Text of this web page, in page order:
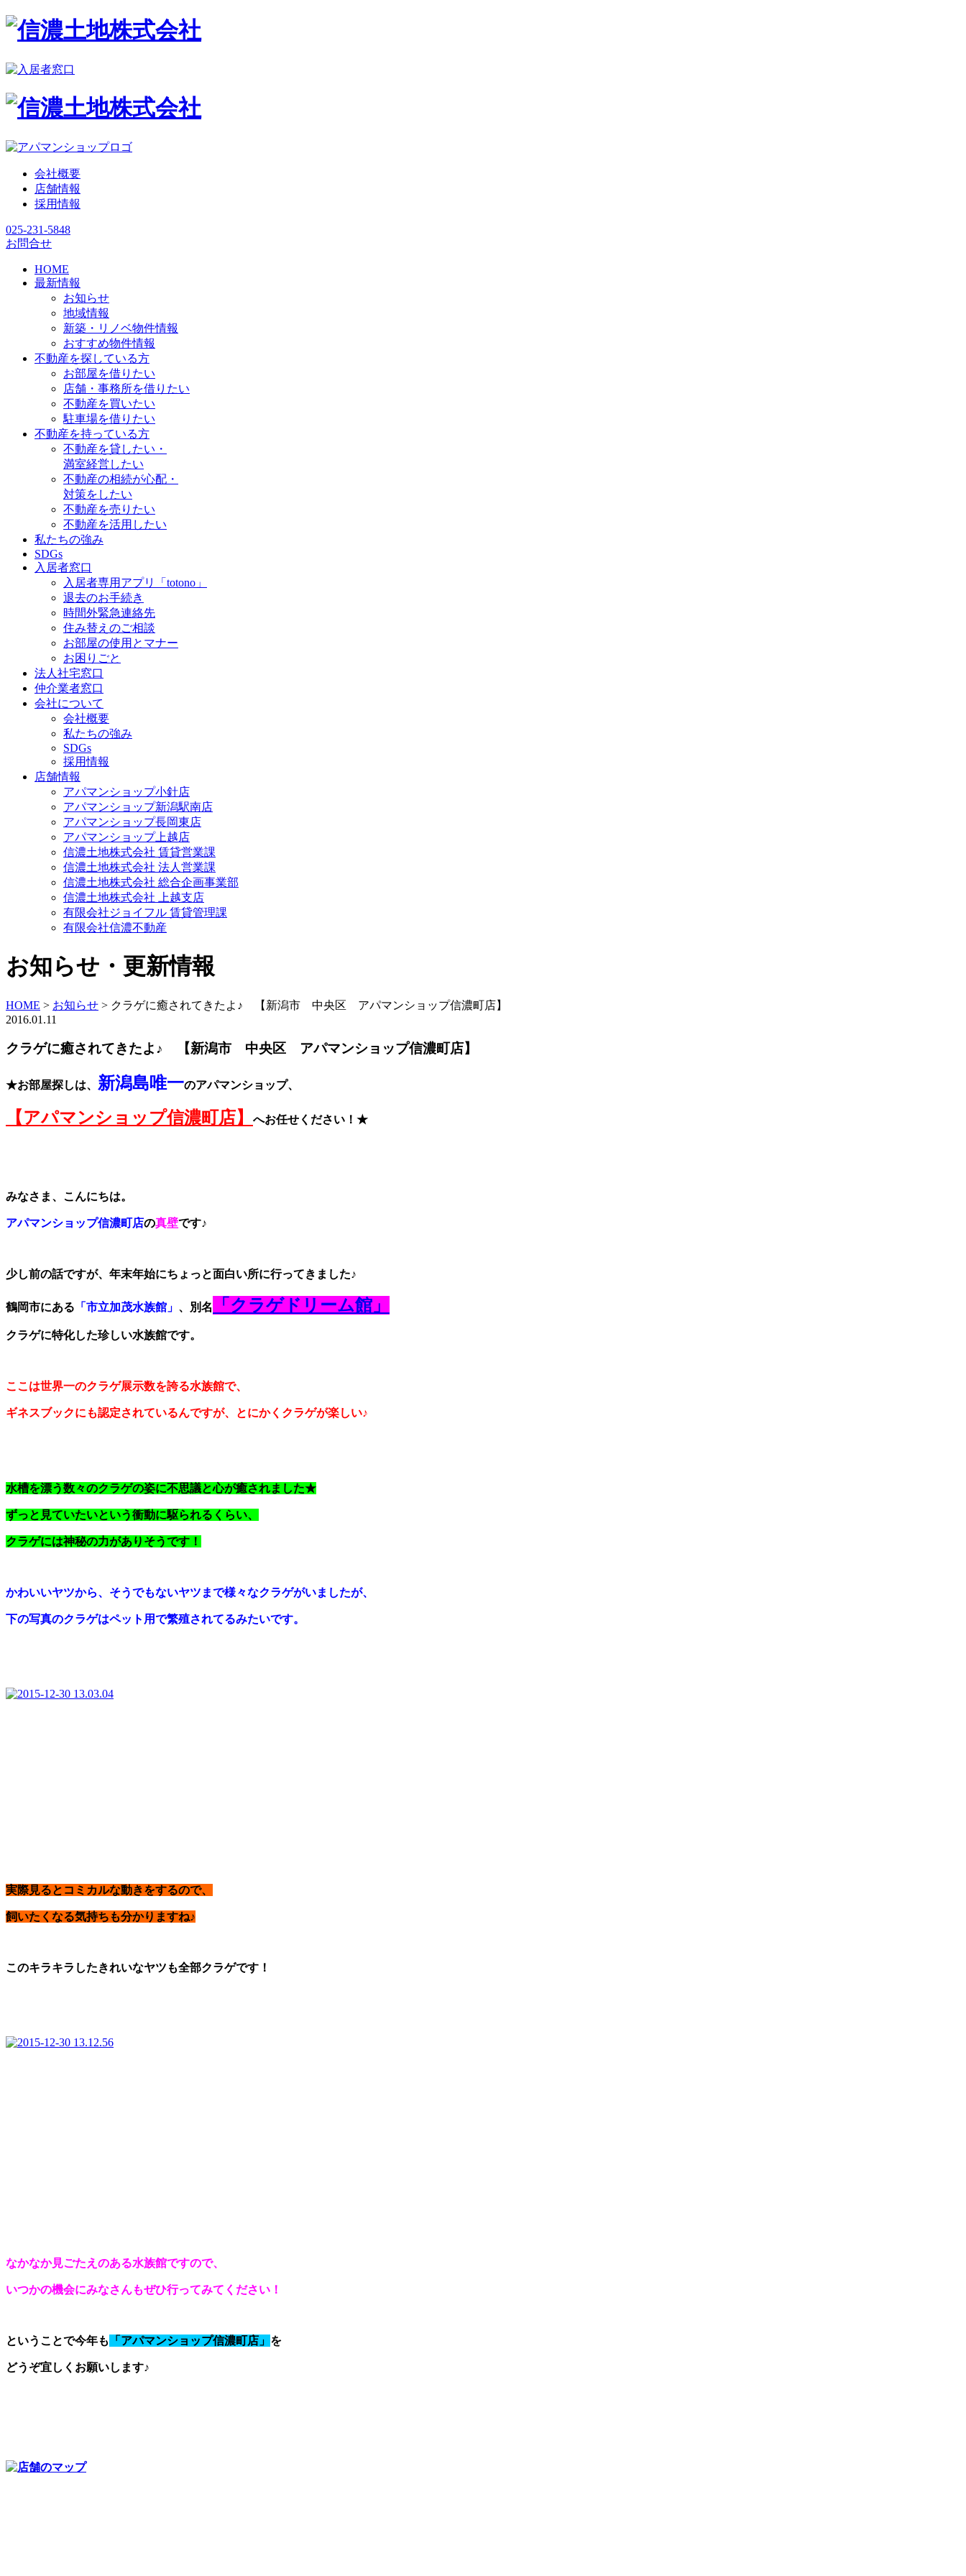
会社概要
店舗情報
採用情報
025-231-5848
お問合せ
HOME
最新情報
お知らせ
地域情報
新築・リノベ物件情報
おすすめ物件情報
不動産を探している方
お部屋を借りたい
店舗・事務所を借りたい
不動産を買いたい
駐車場を借りたい
不動産を持っている方
不動産を貸したい・
満室経営したい
不動産の相続が心配・
対策をしたい
不動産を売りたい
不動産を活用したい
私たちの強み
SDGs
入居者窓口
入居者専用アプリ「totono」
退去のお手続き
時間外緊急連絡先
住み替えのご相談
お部屋の使用とマナー
お困りごと
法人社宅窓口
仲介業者窓口
会社について
会社概要
私たちの強み
SDGs
採用情報
店舗情報
アパマンショップ小針店
アパマンショップ新潟駅南店
アパマンショップ長岡東店
アパマンショップ上越店
信濃土地株式会社 賃貸営業課
信濃土地株式会社 法人営業課
信濃土地株式会社 総合企画事業部
信濃土地株式会社 上越支店
有限会社ジョイフル 賃貸管理課
有限会社信濃不動産
お知らせ・更新情報
HOME > お知らせ > クラゲに癒されてきたよ♪ 【新潟市 中央区 アパマンショップ信濃町店】
2016.01.11
クラゲに癒されてきたよ♪ 【新潟市 中央区 アパマンショップ信濃町店】
★お部屋探しは、 新潟島唯一のアパマンショップ、
【アパマンショップ信濃町店】 へお任せください！★
みなさま、こんにちは。
アパマンショップ信濃町店の真壁です♪
少し前の話ですが、年末年始にちょっと面白い所に行ってきました♪
鶴岡市にある 「市立加茂水族館」 、別名 「クラゲドリーム館」
クラゲに特化した珍しい水族館です。
ここは世界一のクラゲ展示数を誇る水族館で、
ギネスブックにも認定されているんですが、とにかくクラゲが楽しい♪
水槽を漂う数々のクラゲの姿に不思議と心が癒されました★
ずっと見ていたいという衝動に駆られるくらい、
クラゲには神秘の力がありそうです！
かわいいヤツから、そうでもないヤツまで様々なクラゲがいましたが、
下の写真のクラゲはペット用で繁殖されてるみたいです。
実際見るとコミカルな動きをするので、
飼いたくなる気持ちも分かりますね♪
このキラキラしたきれいなヤツも全部クラゲです！
なかなか見ごたえのある水族館ですので、
いつかの機会にみなさんもぜひ行ってみてください！
ということで今年も 「アパマンショップ信濃町店」 を
どうぞ宜しくお願いします♪